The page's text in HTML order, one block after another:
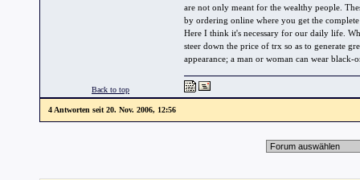
are not only meant for the wealthy people.
by ordering online where you get the
Here I think it's necessary for our daily life.
steer down the price of trx so as to generate
appearance; a man or woman can wear
Back to top
4 Antworten seit 20. Nov. 2006, 12:56